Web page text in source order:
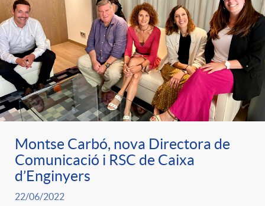
Montse Carbó, nova Directora de
Comunicació i RSC de Caixa
d’Enginyers
22/06/2022